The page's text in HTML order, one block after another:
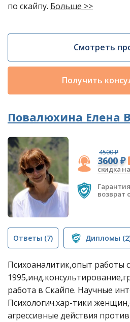
по скайпу. Больше >>
Смотреть
Получить
Повалюхина Елена
4500 ₽
3600 ₽
скидка
возврат
Ответы (7) Дипломы
Психоаналитик,опыт работы с
работа в Скайпе. Научные
Психологич.хар-тики
агрессивные действия